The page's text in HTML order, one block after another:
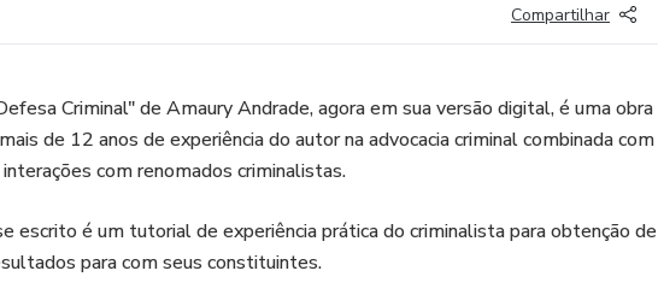
Compartilhar
Criminal" de Amaury Andrade, agora em sua versão digital, é uma obra
de 12 anos de experiência do autor na advocacia criminal combinada com
com renomados criminalistas.
escrito é um tutorial de experiência prática do criminalista para obtenção de
para com seus constituintes.